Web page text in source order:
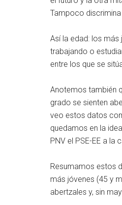
Tampoco
Así la edad: los
trabajando o
entre los que se
Anotemos también
grado se sienten
veo estos datos
quedamos en la
PNV el PSE-EE a
Resumamos estos
más jóvenes (45 y
abertzales y, sin